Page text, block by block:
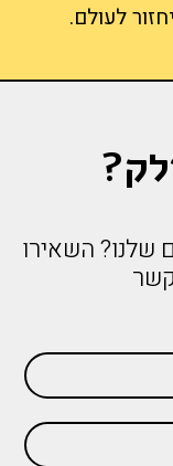
לעולם.
שלנו? השאירו